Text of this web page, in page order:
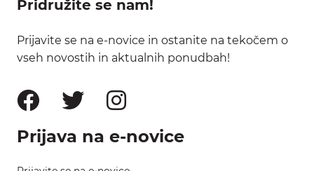
Pridružite se nam!
Prijavite se na e-novice in ostanite na tekočem o
vseh novostih in aktualnih ponudbah!
Prijava na e-novice